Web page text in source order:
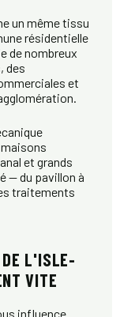
un même tissu
résidentielle
de nombreux
des
et
et grands
— du pavillon à
traitements
DE L'ISLE-
VITE
influence